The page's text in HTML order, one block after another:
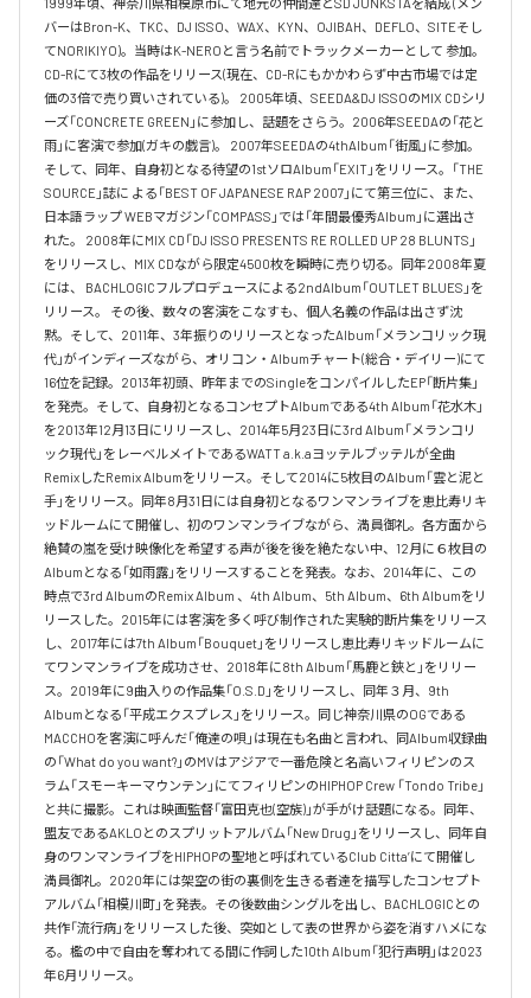
バーはBron-K、TKC、DJ ISSO、WAX、KYN、OJIBAH、DEFLO、SITEそし
てNORIKIYO)。当時はK-NEROと言う名前でトラックメーカーとして 参加。
CD-Rにて3枚の作品をリリース(現在、CD-Rにもかかわらず中古市場では定
価の3倍で売り買いされている)。 2005年頃、SEEDA&DJ ISSOのMIX CDシリ
ーズ「CONCRETE GREEN」に参加し、話題をさらう。2006年SEEDAの「花と
雨」に客演で参加(ガキの戯言)。 2007年SEEDAの4thAlbum「街風」に参加。
そして、同年、自身初となる待望の1stソロAlbum「EXIT」をリリース。「THE
SOURCE」誌に よる「BEST OF JAPANESE RAP 2007」にて第三位に、また、
日本語ラップ WEBマガジン「COMPASS」では「年間最優秀Album」に選出さ
れた。 2008年にMIX CD「DJ ISSO PRESENTS RE ROLLED UP 28 BLUNTS」
をリリースし、MIX CDながら限定4500枚を瞬時に売り切る。同年2008年夏
には、 BACHLOGICフルプロデュースによる2ndAlbum「OUTLET BLUES」を
リリース。 その後、数々の客演をこなすも、個人名義の作品は出さず沈
黙。そして、2011年、3年振りのリリースとなったAlbum「メランコリック現
代」がインディーズながら、オリコン・Albumチャート(総合・デイリー)にて
16位を記録。2013年初頭、昨年までのSingleをコンパイルしたEP「断片集」
を発売。そして、自身初となるコンセプトAlbumである4th Album「花水木」
を2013年12月13日にリリースし、2014年5月23日に3rd Album「メランコリ
ック現代」をレーベルメイトであるWATT a.k.aヨッテルブッテルが全曲
RemixしたRemix Albumをリリース。そして2014に5枚目のAlbum「雲と泥と
手」をリリース。同年8月31日には自身初となるワンマンライブを恵比寿リキ
ッドルームにて開催し、初のワンマンライブながら、満員御礼。各方面から
絶賛の嵐を受け映像化を希望する声が後を後を絶たない中、12月に６枚目の
Albumとなる「如雨露」をリリースすることを発表。なお、2014年に、この
時点で3rd AlbumのRemix Album 、4th Album、5th Album、6th Albumをリ
リースした。2015年には客演を多く呼び制作された実験的断片集をリリース
し、2017年には7th Album「Bouquet」をリリースし恵比寿リキッドルームに
てワンマンライブを成功させ、2018年に8th Album「馬鹿と鋏と」をリリー
ス。2019年に9曲入りの作品集「O.S.D」をリリースし、同年３月、9th
Albumとなる「平成エクスプレス」をリリース。同じ神奈川県のOGである
MACCHOを客演に呼んだ「俺達の唄」は現在も名曲と言われ、同Album収録曲
の「What do you want?」のMVはアジアで一番危険と名高いフィリピンのス
ラム「スモーキーマウンテン」にてフィリピンのHIPHOP Crew 「Tondo Tribe」
と共に撮影。これは映画監督「富田克也(空族)」が手がけ話題になる。同年、
盟友であるAKLOとのスプリットアルバム「New Drug」をリリースし、同年自
身のワンマンライブをHIPHOPの聖地と呼ばれているClub Citta’にて開催し
満員御礼。2020年には架空の街の裏側を生きる者達を描写したコンセプト
アルバム「相模川町」を発表。その後数曲シングルを出し、BACHLOGICとの
共作「流行病」をリリースした後、突如として表の世界から姿を消すハメにな
る。檻の中で自由を奪われてる間に作詞した10th Album「犯行声明」は2023
年6月リリース。